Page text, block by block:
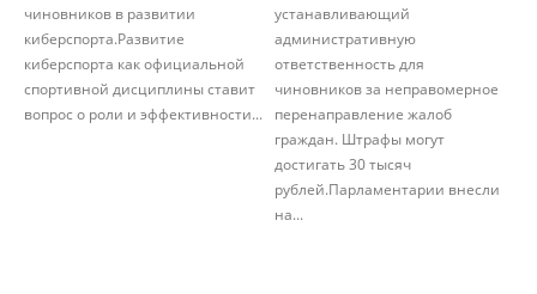
чиновников в развитии
киберспорта.Развитие
киберспорта как официальной
спортивной дисциплины ставит
вопрос о роли и эффективности...
устанавливающий
административную
ответственность для
чиновников за неправомерное
перенаправление жалоб
граждан. Штрафы могут
достигать 30 тысяч
рублей.Парламентарии внесли
на...